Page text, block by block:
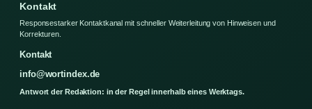
Kontakt
Responsestarker Kontaktkanal mit schneller Weiterleitung von Hinweisen und
Korrekturen.
Kontakt
info@wortindex.de
Antwort der Redaktion: in der Regel innerhalb eines Werktags.